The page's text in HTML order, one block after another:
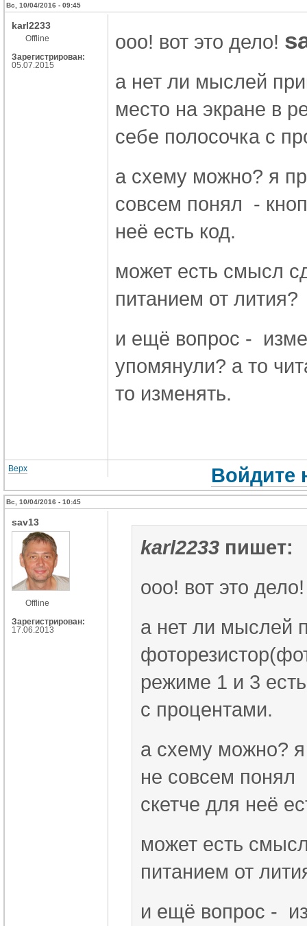
Вс, 10/04/2016 - 09:45
karl2233
Offline
Зарегистрирован:
05.07.2015
ооо! вот это дело!
а нет ли мыслей
место на экране в
себе полосочка с
а схему можно? я
совсем понял -
неё есть код.
может есть смысл
питанием от лития?
и ещё вопрос -
упомянули? а то
то изменять.
Верх Войдите
Вс, 10/04/2016 - 10:45
sav13
Offline
Зарегистрирован:
17.06.2013
karl2233 пишет:
ооо! вот это
а нет ли мыслей
режиме 1 и 3
с процентами.
а схему можно?
не совсем понял
скетче для неё
может есть
питанием от
и ещё вопрос -